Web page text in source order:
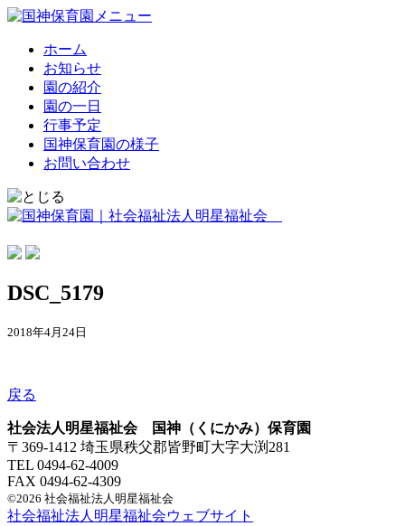
ホーム
お知らせ
園の紹介
園の一日
行事予定
国神保育園の様子
お問い合わせ
DSC_5179
2018年4月24日
戻る
社会法人明星福祉会 国神（くにかみ）保育園
〒369-1412 埼玉県秩父郡皆野町大字大渕281
TEL 0494-62-4009
FAX 0494-62-4309
©2026 社会福祉法人明星福祉会
社会福祉法人明星福祉会ウェブサイト